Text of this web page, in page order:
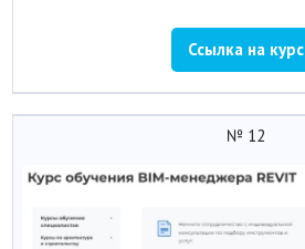
Ссылка на курс
№ 12